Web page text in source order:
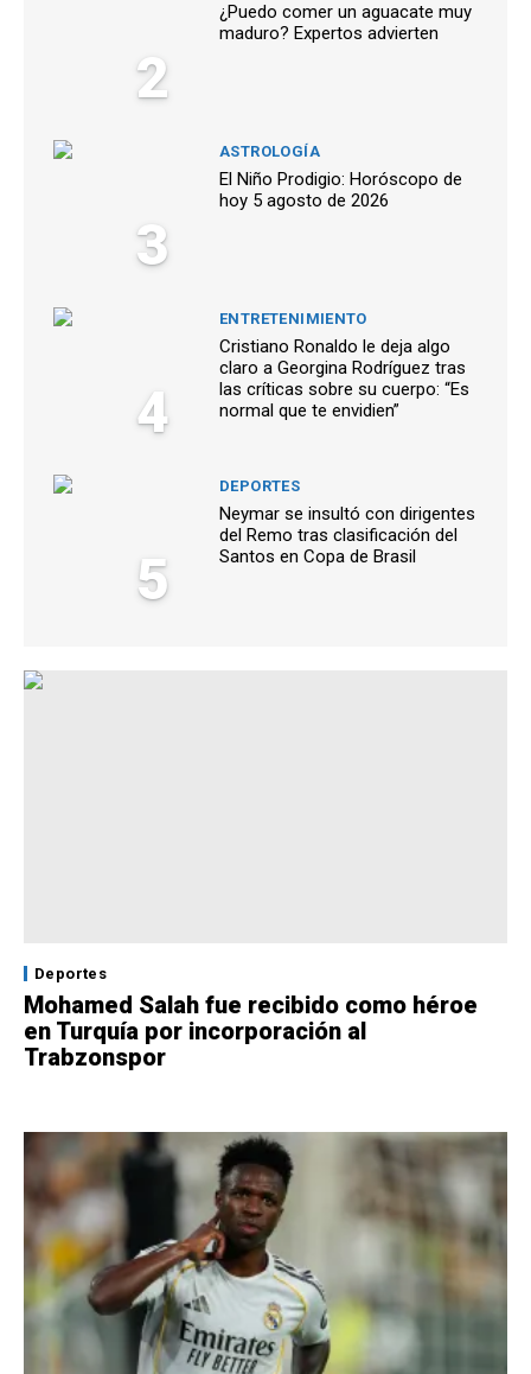
2
¿Puedo comer un aguacate muy
maduro? Expertos advierten
3
ASTROLOGÍA
El Niño Prodigio: Horóscopo de
hoy 5 agosto de 2026
4
ENTRETENIMIENTO
Cristiano Ronaldo le deja algo
claro a Georgina Rodríguez tras
las críticas sobre su cuerpo: “Es
normal que te envidien”
5
DEPORTES
Neymar se insultó con dirigentes
del Remo tras clasificación del
Santos en Copa de Brasil
Deportes
Mohamed Salah fue recibido como héroe
en Turquía por incorporación al
Trabzonspor